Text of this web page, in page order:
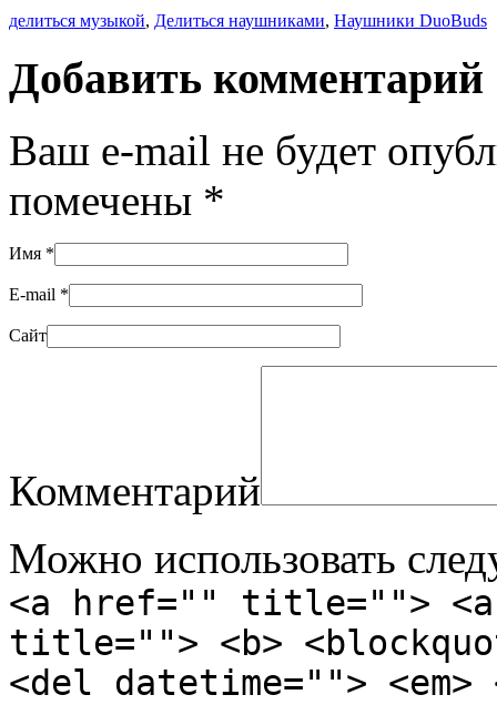
делиться музыкой, Делиться наушниками, Наушники DuoBuds
Добавить комментарий
Ваш e-mail не будет
помечены *
Имя *
E-mail *
Сайт
Комментарий
Можно использовать
<a href="" title="">
title=""> <b>
<del datetime="">